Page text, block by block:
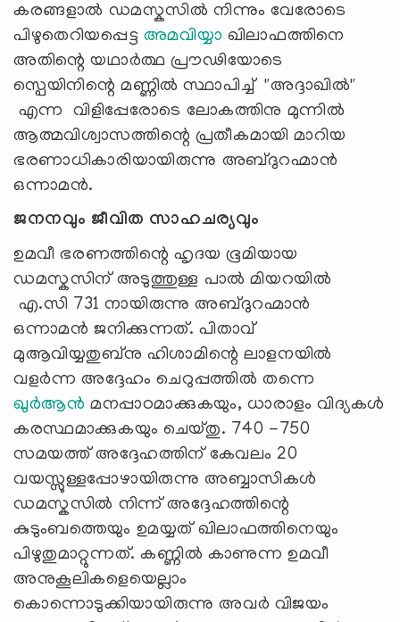
കരങ്ങളാൽ ഡമസ്കസിൽ നിന്നും വേരോടെ
പിഴുതെറിയപ്പെട്ട അമവിയ്യാ ഖിലാഫത്തിനെ
അതിന്റെ യഥാർത്ഥ പ്രൗഢിയോടെ
സ്പെയിനിന്റെ മണ്ണിൽ സ്ഥാപിച്ച് "അദ്ദാഖിൽ"
എന്ന വിളിപ്പേരോടെ ലോകത്തിനു മുന്നിൽ
ആത്മവിശ്വാസത്തിന്റെ പ്രതീകമായി മാറിയ
ഭരണാധികാരിയായിരുന്നു അബ്ദുറഹ്മാൻ
ഒന്നാമൻ.
ജനനവും ജീവിത സാഹചര്യവും
ഉമവീ ഭരണത്തിന്റെ ഹൃദയ ഭൂമിയായ
ഡമസ്കസിന് അടുത്തുള്ള പാൽ മിയറയിൽ
എ.സി 731 നായിരുന്നു അബ്ദുറഹ്മാൻ
ഒന്നാമൻ ജനിക്കുന്നത്. പിതാവ്
മുആവിയ്യതുബ്നു ഹിശാമിന്റെ ലാളനയിൽ
വളർന്ന അദ്ദേഹം ചെറുപ്പത്തിൽ തന്നെ
ഖുർആൻ മനപ്പാഠമാക്കുകയും, ധാരാളം വിദ്യകൾ
കരസ്ഥമാക്കുകയും ചെയ്തു. 740 -750
സമയത്ത് അദ്ദേഹത്തിന് കേവലം 20
വയസ്സുള്ളപ്പോഴായിരുന്നു അബ്ബാസികൾ
ഡമസ്കസിൽ നിന്ന് അദ്ദേഹത്തിന്റെ
കുടുംബത്തെയും ഉമയ്യത് ഖിലാഫത്തിനെയും
പിഴുതുമാറ്റുന്നത്. കണ്ണിൽ കാണുന്ന ഉമവീ
അനുകൂലികളെയെല്ലാം
കൊന്നൊടുക്കിയായിരുന്നു അവർ വിജയം